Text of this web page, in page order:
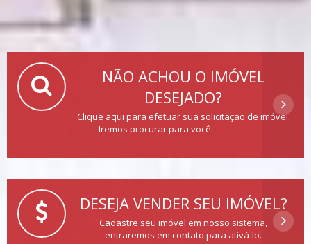
NÃO ACHOU O IMÓVEL
DESEJADO?
Clique aqui para efetuar sua solicitação de imóvel.
Iremos procurar para você.
DESEJA VENDER SEU IMÓVEL?
Cadastre seu imóvel em nosso sistema,
entraremos em contato para ativá-lo.